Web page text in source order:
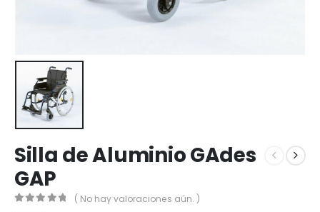
Silla de Aluminio GAdes
GAP
( No hay valoraciones aún. )